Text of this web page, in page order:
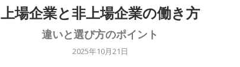
上場企業と非上場企業の働き方
違いと選び方のポイント
2025年10月21日